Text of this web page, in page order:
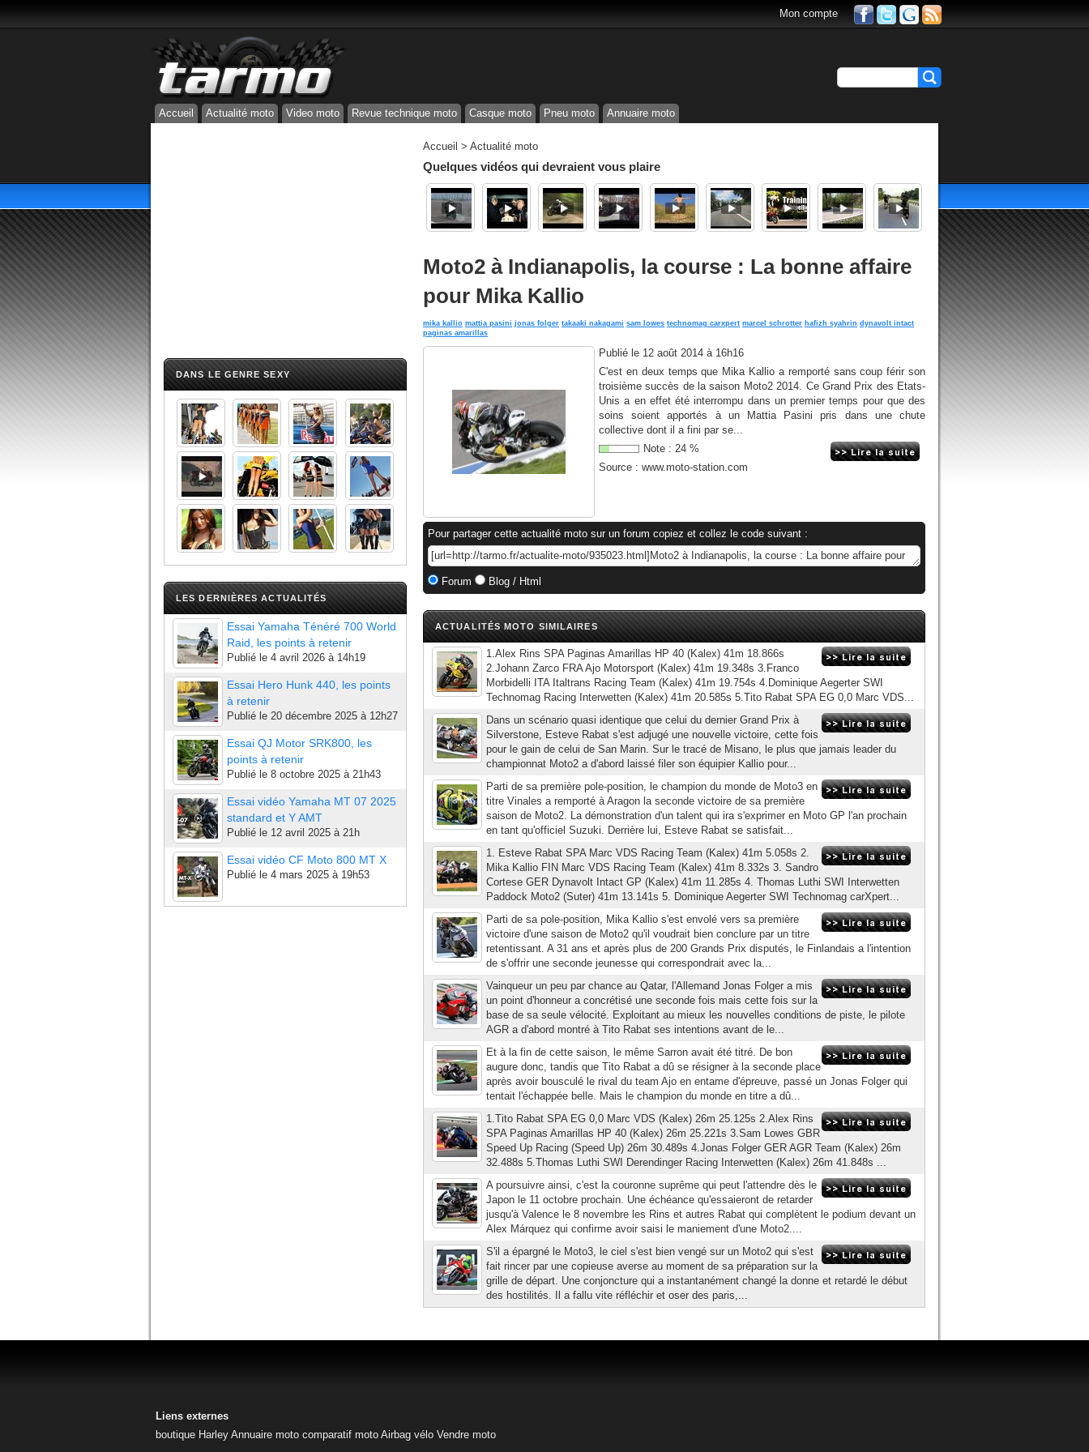
Mon compte
Accueil Actualité moto Video moto Revue technique moto Casque moto Pneu moto Annuaire moto
DANS LE GENRE SEXY
LES DERNIÈRES ACTUALITÉS
Essai Yamaha Ténéré 700 World
Raid, les points à retenir
Publié le 4 avril 2026 à 14h19
Essai Hero Hunk 440, les points
à retenir
Publié le 20 décembre 2025 à 12h27
Essai QJ Motor SRK800, les
points à retenir
Publié le 8 octobre 2025 à 21h43
Essai vidéo Yamaha MT 07 2025
standard et Y AMT
Publié le 12 avril 2025 à 21h
Essai vidéo CF Moto 800 MT X
Publié le 4 mars 2025 à 19h53
Accueil > Actualité moto
Quelques vidéos qui devraient vous plaire
Moto2 à Indianapolis, la course : La bonne affaire
pour Mika Kallio
mika kallio mattia pasini jonas folger takaaki nakagami sam lowes technomag carxpert marcel schrotter hafizh syahrin dynavolt intact
paginas amarillas
Publié le 12 août 2014 à 16h16
C'est en deux temps que Mika Kallio a remporté sans coup férir son
troisième succès de la saison Moto2 2014. Ce Grand Prix des Etats-
Unis a en effet été interrompu dans un premier temps pour que des
soins soient apportés à un Mattia Pasini pris dans une chute
collective dont il a fini par se...
Note : 24 %
Source : www.moto-station.com
Pour partager cette actualité moto sur un forum copiez et collez le code suivant :
Forum Blog / Html
ACTUALITÉS MOTO SIMILAIRES
1.Alex Rins SPA Paginas Amarillas HP 40 (Kalex) 41m 18.866s
2.Johann Zarco FRA Ajo Motorsport (Kalex) 41m 19.348s 3.Franco
Morbidelli ITA Italtrans Racing Team (Kalex) 41m 19.754s 4.Dominique Aegerter SWI
Technomag Racing Interwetten (Kalex) 41m 20.585s 5.Tito Rabat SPA EG 0,0 Marc VDS...
Dans un scénario quasi identique que celui du dernier Grand Prix à
Silverstone, Esteve Rabat s'est adjugé une nouvelle victoire, cette fois
pour le gain de celui de San Marin. Sur le tracé de Misano, le plus que jamais leader du
championnat Moto2 a d'abord laissé filer son équipier Kallio pour...
Parti de sa première pole-position, le champion du monde de Moto3 en
titre Vinales a remporté à Aragon la seconde victoire de sa première
saison de Moto2. La démonstration d'un talent qui ira s'exprimer en Moto GP l'an prochain
en tant qu'officiel Suzuki. Derrière lui, Esteve Rabat se satisfait...
1. Esteve Rabat SPA Marc VDS Racing Team (Kalex) 41m 5.058s 2.
Mika Kallio FIN Marc VDS Racing Team (Kalex) 41m 8.332s 3. Sandro
Cortese GER Dynavolt Intact GP (Kalex) 41m 11.285s 4. Thomas Luthi SWI Interwetten
Paddock Moto2 (Suter) 41m 13.141s 5. Dominique Aegerter SWI Technomag carXpert...
Parti de sa pole-position, Mika Kallio s'est envolé vers sa première
victoire d'une saison de Moto2 qu'il voudrait bien conclure par un titre
retentissant. A 31 ans et après plus de 200 Grands Prix disputés, le Finlandais a l'intention
de s'offrir une seconde jeunesse qui correspondrait avec la...
Vainqueur un peu par chance au Qatar, l'Allemand Jonas Folger a mis
un point d'honneur a concrétisé une seconde fois mais cette fois sur la
base de sa seule vélocité. Exploitant au mieux les nouvelles conditions de piste, le pilote
AGR a d'abord montré à Tito Rabat ses intentions avant de le...
Et à la fin de cette saison, le même Sarron avait été titré. De bon
augure donc, tandis que Tito Rabat a dû se résigner à la seconde place
après avoir bousculé le rival du team Ajo en entame d'épreuve, passé un Jonas Folger qui
tentait l'échappée belle. Mais le champion du monde en titre a dû...
1.Tito Rabat SPA EG 0,0 Marc VDS (Kalex) 26m 25.125s 2.Alex Rins
SPA Paginas Amarillas HP 40 (Kalex) 26m 25.221s 3.Sam Lowes GBR
Speed Up Racing (Speed Up) 26m 30.489s 4.Jonas Folger GER AGR Team (Kalex) 26m
32.488s 5.Thomas Luthi SWI Derendinger Racing Interwetten (Kalex) 26m 41.848s ...
A poursuivre ainsi, c'est la couronne suprême qui peut l'attendre dès le
Japon le 11 octobre prochain. Une échéance qu'essaieront de retarder
jusqu'à Valence le 8 novembre les Rins et autres Rabat qui complètent le podium devant un
Alex Márquez qui confirme avoir saisi le maniement d'une Moto2....
S'il a épargné le Moto3, le ciel s'est bien vengé sur un Moto2 qui s'est
fait rincer par une copieuse averse au moment de sa préparation sur la
grille de départ. Une conjoncture qui a instantanément changé la donne et retardé le début
des hostilités. Il a fallu vite réfléchir et oser des paris,...
Liens externes
boutique Harley Annuaire moto comparatif moto Airbag vélo Vendre moto